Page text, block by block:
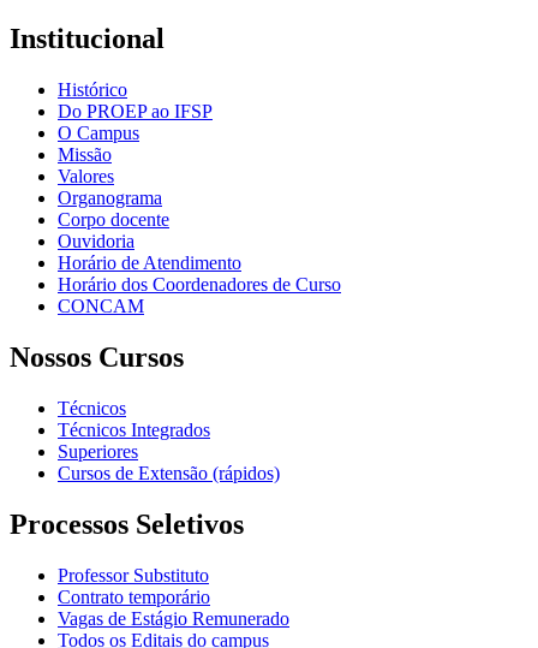
Institucional
Histórico
Do PROEP ao IFSP
O Campus
Missão
Valores
Organograma
Corpo docente
Ouvidoria
Horário de Atendimento
Horário dos Coordenadores de Curso
CONCAM
Nossos Cursos
Técnicos
Técnicos Integrados
Superiores
Cursos de Extensão (rápidos)
Processos Seletivos
Professor Substituto
Contrato temporário
Vagas de Estágio Remunerado
Todos os Editais do campus